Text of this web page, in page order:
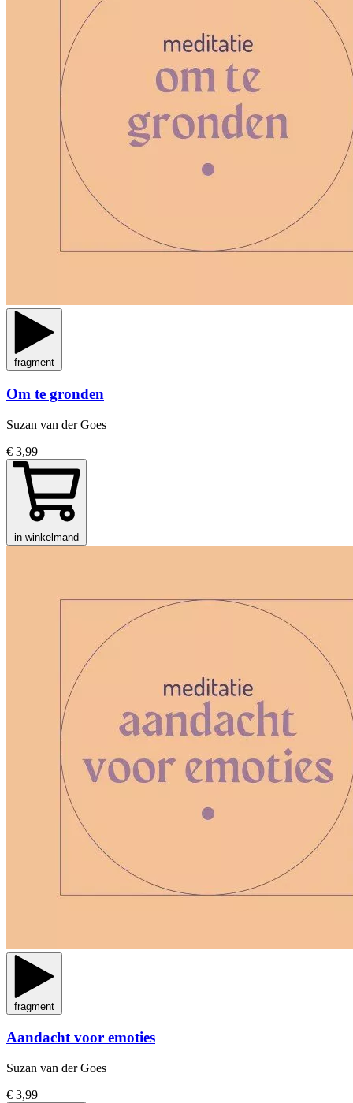
fragment
Om te gronden
Suzan van der Goes
€ 3,99
in winkelmand
fragment
Aandacht voor emoties
Suzan van der Goes
€ 3,99